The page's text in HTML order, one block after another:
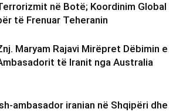
në Botë; Koordinim Global
të Frenuar Teheranin
Maryam Rajavi Mirëpret Dëbimin e
të Iranit nga Australia
ambasador iranian në Shqipëri dhe